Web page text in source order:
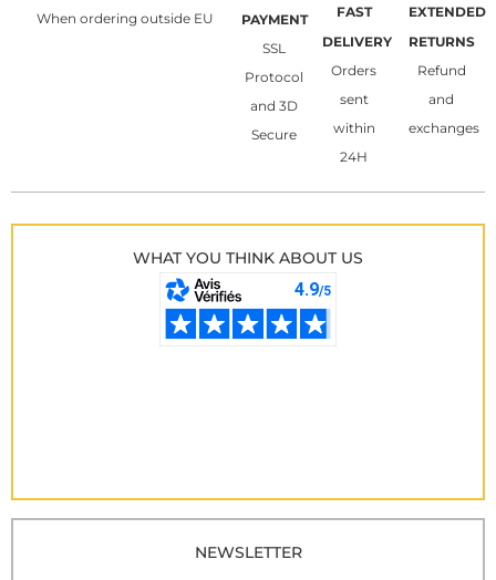
When ordering outside EU
PAYMENT
SSL
Protocol
and 3D
Secure
FAST
DELIVERY
Orders
sent
within
24H
EXTENDED
RETURNS
Refund
and
exchanges
WHAT YOU THINK ABOUT US
NEWSLETTER